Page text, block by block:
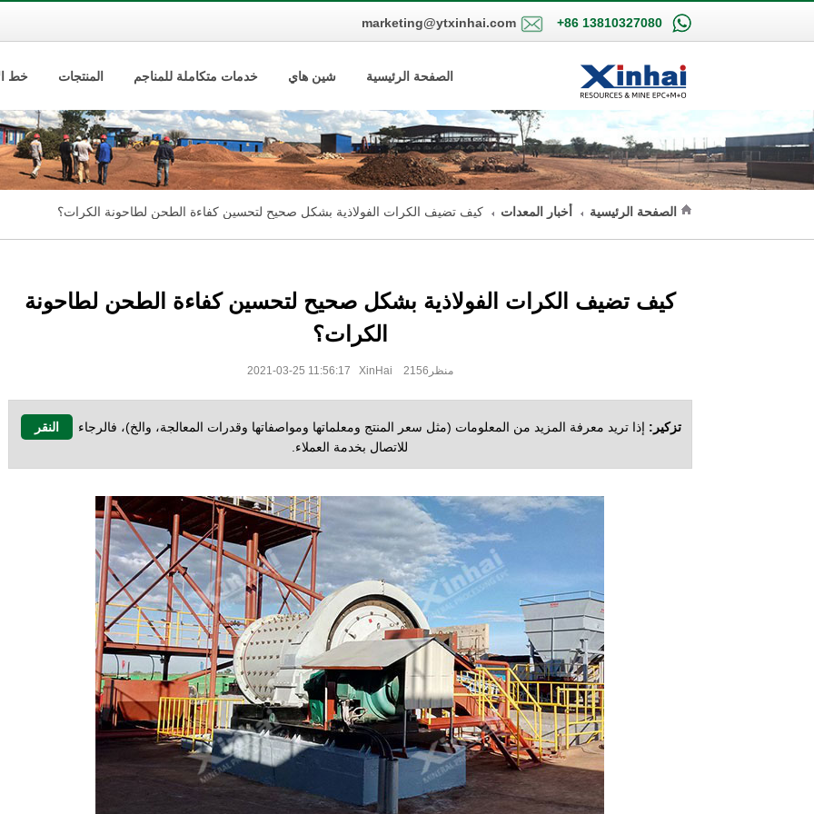
marketing@ytxinhai.com +86 13810327080
الصفحة الرئيسية شين هاي خدمات متكاملة للمناجم المنتجات خط
الصفحة الرئيسية أخبار المعدات كيف تضيف الكرات الفولاذية بشكل صحيح لتحسين كفاءة الطحن لطاحونة الكرات؟
كيف تضيف الكرات الفولاذية بشكل صحيح لتحسين كفاءة الطحن لطاحونة
الكرات؟
2021-03-25 11:56:17 XinHai منظر2156
تزكير: إذا تريد معرفة المزيد من المعلومات (مثل سعر المنتج ومعلماتها ومواصفاتها وقدرات المعالجة، والخ)، فالرجاء
النقر
للاتصال بخدمة العملاء.